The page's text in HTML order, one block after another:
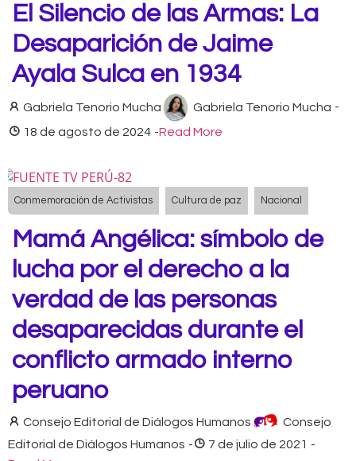
El Silencio de las Armas: La
Desaparición de Jaime
Ayala Sulca en 1934
Gabriela Tenorio Mucha Gabriela Tenorio Mucha -
18 de agosto de 2024 -Read More
Conmemoración de Activistas Cultura de paz Nacional
Mamá Angélica: símbolo de
lucha por el derecho a la
verdad de las personas
desaparecidas durante el
conflicto armado interno
peruano
Consejo Editorial de Diálogos Humanos
Consejo
Editorial de Diálogos Humanos - 7 de julio de 2021 -